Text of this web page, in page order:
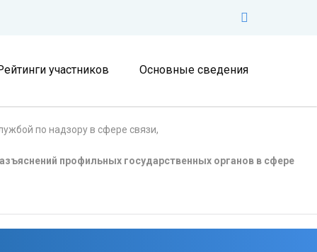
участников Основные сведения
по надзору в сфере связи,
профильных государственных органов в сфере